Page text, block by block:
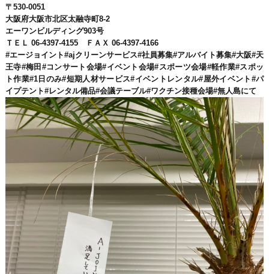
〒530-0051
大阪府大阪市北区太融寺町8-2
エーワンビルディング903号
ＴＥＬ 06-4397-4155 ＦＡＸ 06-4397-4166
#エージョイント#ajクリーンサービス#社員募集#アルバイト募集#大阪#天
王寺#梅田#コンサート会場#イベント会場#スポーツ会場#軽作業#スポッ
ト作業#1日のみ#短期人材サービス#イベントレンタル#屋外イベント#パ
イプテント#レンタル備品#会議テーブル#ワクチン接種会場#無人島にて